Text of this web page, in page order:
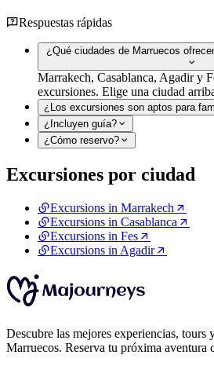
Respuestas rápidas
¿Qué ciudades de Marruecos
Marrakech, Casablanca, Agadir y
excursiones. Elige una ciudad
¿Los excursiones son aptos para
¿Incluyen guía?
¿Cómo reservo?
Excursiones por ciudad
Excursions in Marrakech
Excursions in Casablanca
Excursions in Fes
Excursions in Agadir
Descubre las mejores experiencias, tours
Marruecos. Reserva tu próxima aventura